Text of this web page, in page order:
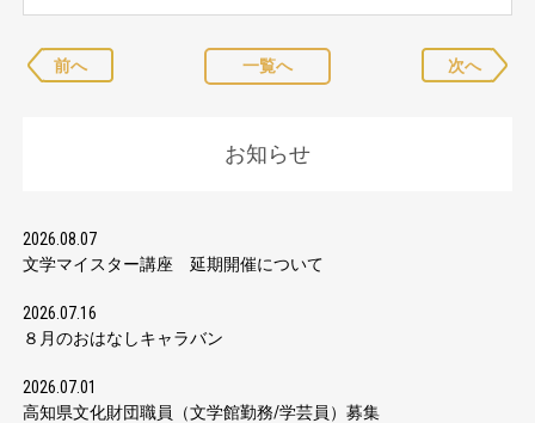
前へ 一覧へ 次へ
お知らせ
2026.08.07
文学マイスター講座 延期開催について
2026.07.16
８月のおはなしキャラバン
2026.07.01
高知県文化財団職員（文学館勤務/学芸員）募集